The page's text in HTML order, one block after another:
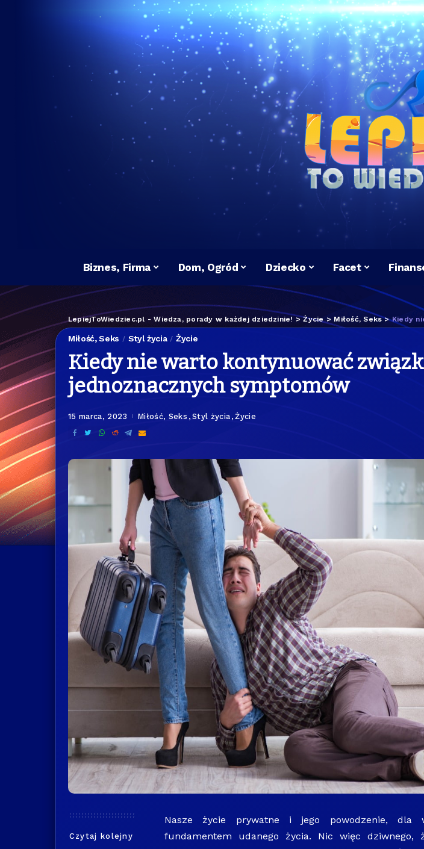
Biznes, Firma Dom, Ogród Dziecko Facet
LepiejToWiedziec.pl - Wiedza, porady w każdej dziedzinie! >Życie> Miłość, Seks>Kiedy nie warto
Miłość, Seks Styl życia Życie
Kiedy nie warto kontynuować
jednoznacznych symptomów
15 marca, 2023 Miłość, Seks Styl życia Życie
Czytaj kolejny
Nasze życie prywatne i jego powodzenie,
fundamentem udanego życia. Nic więc dziwnego,